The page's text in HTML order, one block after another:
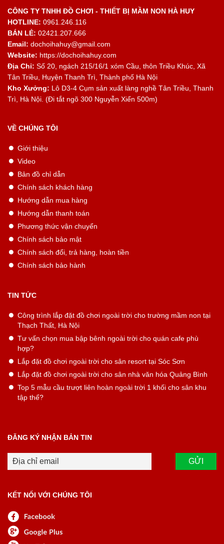
CÔNG TY TNHH ĐỒ CHƠI - THIẾT BỊ MẦM NON HÀ HUY
HOTLINE: 0961.246.116
BÁN LẺ: 02421.207.666
Email: dochoihahuy@gmail.com
Website: https://dochoihahuy.com
Địa Chỉ: Số 20, ngách 215/16/1 xóm Cầu, thôn Triều Khúc, Xã
Tân Triều, Huyện Thanh Trì, Thành phố Hà Nội
Kho Xưởng: Lô D3-4 Cụm sản xuất làng nghề Tân Triều, Thanh
Trì, Hà Nội. (Đi tắt ngõ 300 Nguyễn Xiển 500m)
VỀ CHÚNG TÔI
Giới thiệu
Video
Bản đồ chỉ dẫn
Chính sách khách hàng
Hướng dẫn mua hàng
Hướng dẫn thanh toán
Phương thức vận chuyển
Chính sách bảo mật
Chính sách đổi, trả hàng, hoàn tiền
Chính sách bảo hành
TIN TỨC
Công trình lắp đặt đồ chơi ngoài trời cho trường mầm non tại
Thạch Thất, Hà Nội
Tư vấn chọn mua bập bênh ngoài trời cho quán cafe phù
hợp?
Lắp đặt đồ chơi ngoài trời cho sân resort tại Sóc Sơn
Lắp đặt đồ chơi ngoài trời cho sân nhà văn hóa Quảng Bình
Top 5 mẫu cầu trượt liên hoàn ngoài trời 1 khối cho sân khu
tập thể?
ĐĂNG KÝ NHẬN BẢN TIN
KẾT NỐI VỚI CHÚNG TÔI